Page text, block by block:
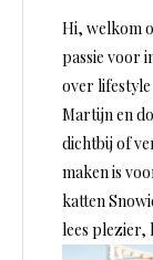
Hi, welkom
passie voor
over
Martijn en
dichtbij of
maken is
katten
lees plezier,